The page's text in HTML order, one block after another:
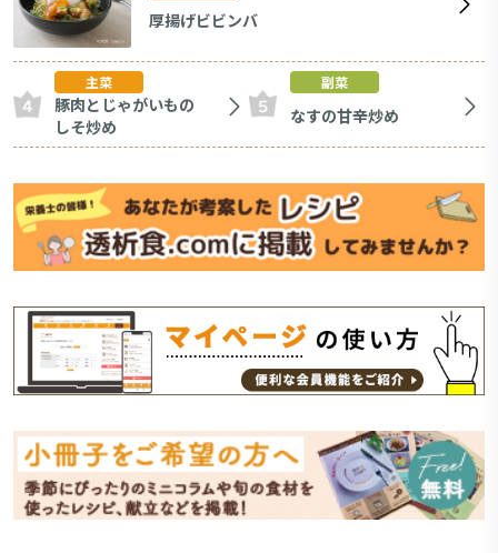
厚揚げビビンバ
主菜
豚肉とじゃがいもの
しそ炒め
副菜
なすの甘辛炒め